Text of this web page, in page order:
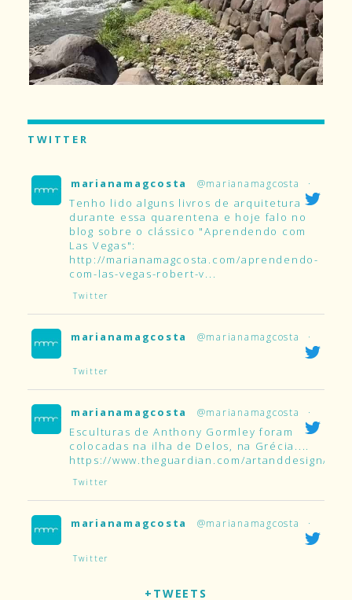
TWITTER
marianamagcosta @marianamagcosta ·
Tenho lido alguns livros de arquitetura
durante essa quarentena e hoje falo no
blog sobre o clássico "Aprendendo com
Las Vegas":
http://marianamagcosta.com/aprendendo-
com-las-vegas-robert-v...
Twitter
marianamagcosta @marianamagcosta ·
Twitter
marianamagcosta @marianamagcosta ·
Esculturas de Anthony Gormley foram
colocadas na ilha de Delos, na Grécia....
https://www.theguardian.com/artanddesign/
Twitter
marianamagcosta @marianamagcosta ·
Twitter
+TWEETS